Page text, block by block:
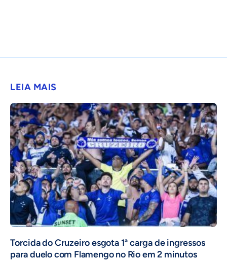
LEIA MAIS
Torcida do Cruzeiro esgota 1ª carga de ingressos
para duelo com Flamengo no Rio em 2 minutos